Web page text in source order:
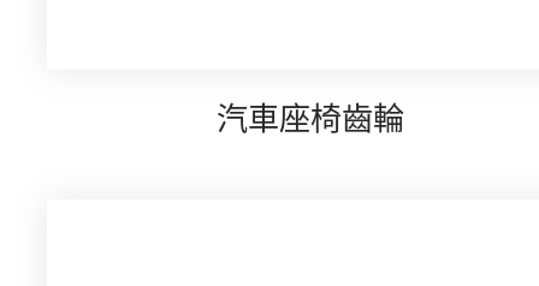
汽車座椅齒輪